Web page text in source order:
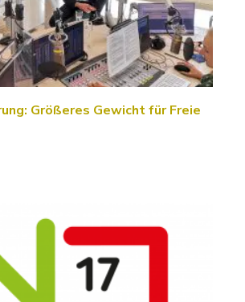
Größeres Gewicht für Freie